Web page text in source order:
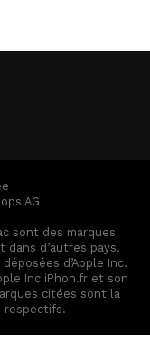
AG
sont des marques
dans d’autres pays.
d’Apple Inc.
Inc iPhon.fr et son
citées sont la
respectifs.